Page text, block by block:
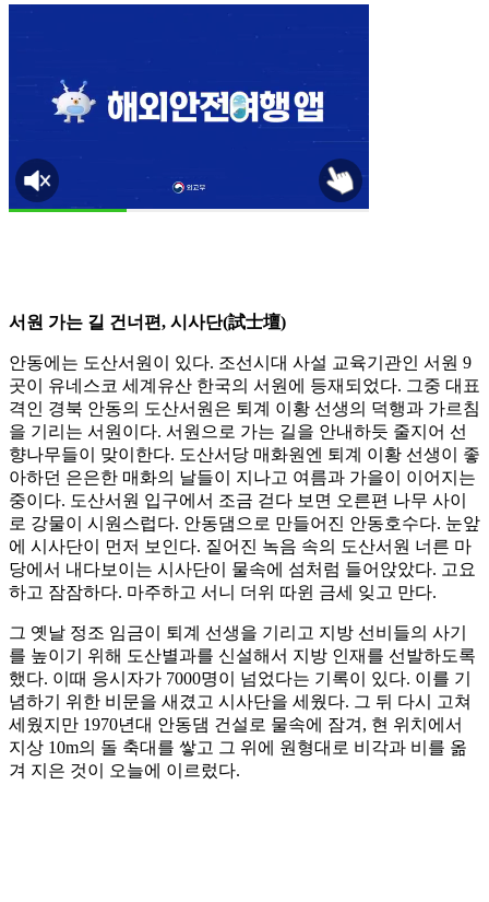
서원 가는 길 건너편, 시사단(試士壇)
안동에는 도산서원이 있다. 조선시대 사설 교육기관인 서원 9
곳이 유네스코 세계유산 한국의 서원에 등재되었다. 그중 대표
격인 경북 안동의 도산서원은 퇴계 이황 선생의 덕행과 가르침
을 기리는 서원이다. 서원으로 가는 길을 안내하듯 줄지어 선
향나무들이 맞이한다. 도산서당 매화원엔 퇴계 이황 선생이 좋
아하던 은은한 매화의 날들이 지나고 여름과 가을이 이어지는
중이다. 도산서원 입구에서 조금 걷다 보면 오른편 나무 사이
로 강물이 시원스럽다. 안동댐으로 만들어진 안동호수다. 눈앞
에 시사단이 먼저 보인다. 짙어진 녹음 속의 도산서원 너른 마
당에서 내다보이는 시사단이 물속에 섬처럼 들어앉았다. 고요
하고 잠잠하다. 마주하고 서니 더위 따윈 금세 잊고 만다.
그 옛날 정조 임금이 퇴계 선생을 기리고 지방 선비들의 사기
를 높이기 위해 도산별과를 신설해서 지방 인재를 선발하도록
했다. 이때 응시자가 7000명이 넘었다는 기록이 있다. 이를 기
념하기 위한 비문을 새겼고 시사단을 세웠다. 그 뒤 다시 고쳐
세웠지만 1970년대 안동댐 건설로 물속에 잠겨, 현 위치에서
지상 10m의 돌 축대를 쌓고 그 위에 원형대로 비각과 비를 옮
겨 지은 것이 오늘에 이르렀다.